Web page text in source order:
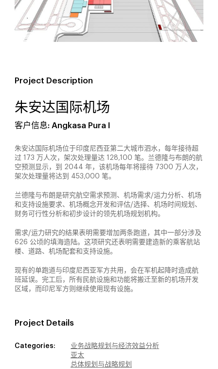
Project Description
朱安达国际机场
客户信息: Angkasa Pura I
朱安达国际机场位于印度尼西亚第二大城市泗水，每年接待超
过 173 万人次，架次处理量达 128,100 笔。兰德隆与布朗的航
空预测显示，到 2044 年，该机场每年将接待 7300 万人次，
架次处理量将达到 453,000 笔。
兰德隆与布朗是研究航空需求预测、机场需求/运力分析、机场
和支持设施要求、机场概念开发和评估/选择、机场时间规划、
财务可行性分析和初步设计的领先机场规划机构。
需求/运力研究的结果表明需要增加两条跑道，其中一部分涉及
626 公顷的填海造陆。这项研究还表明需要建造新的乘客航站
楼、道路、机场配套和支持设施。
现有的单跑道与印度尼西亚军方共用，会在军机起降时造成航
班延误。完工后，所有民航设施和功能将搬迁至新的机场开发
区域，而印尼军方则继续使用现有设施。
Project Details
Categories:
业务战略规划与经济效益分析
亚太
总体规划与战略规划